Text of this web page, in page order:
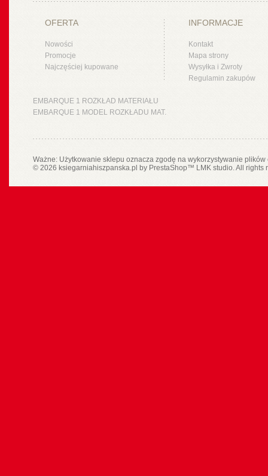
OFERTA
Nowości
Promocje
Najczęściej kupowane
INFORMACJE
Kontakt
Mapa strony
Wysyłka i Zwroty
Regulamin zakupów
EMBARQUE 1 ROZKŁAD MATERIAŁU
EMBARQUE 1 MODEL ROZKŁADU MAT.
Ważne: Użytkowanie sklepu oznacza zgodę na wykorzystywanie
© 2026 ksiegarniahiszpanska.pl by PrestaShop™ LMK studio. All rights